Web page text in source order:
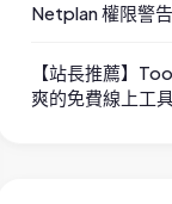
Netplan 權限警告
【站長推薦】
爽的免費線上工